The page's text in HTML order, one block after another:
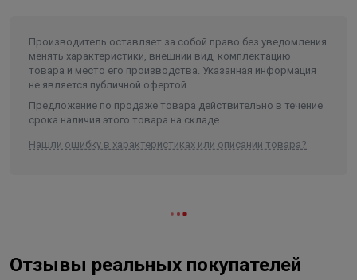
Производитель оставляет за собой право без уведомления
менять характеристики, внешний вид, комплектацию
товара и место его производства. Указанная информация
не является публичной офертой.
Предложение по продаже товара действительно в течение
срока наличия этого товара на складе.
Нашли ошибку в характеристиках или описании товара?
Отзывы реальных покупателей